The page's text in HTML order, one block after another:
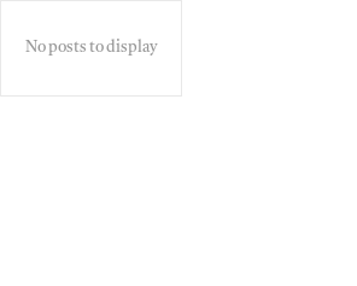
No posts to display